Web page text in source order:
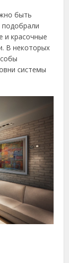
быть
и красочные
В некоторых
системы